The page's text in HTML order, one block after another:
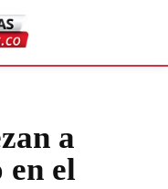
a
en el